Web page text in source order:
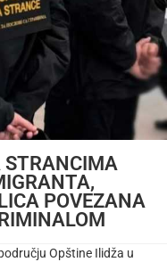
STRANCIMA
POVEZANA
Opštine Ilidža u